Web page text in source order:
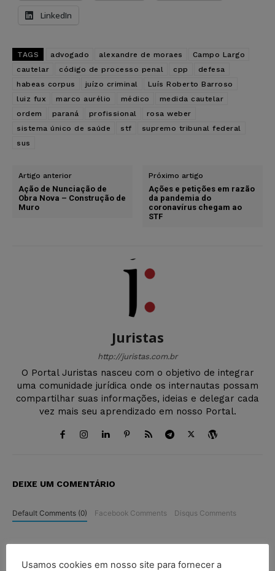
LinkedIn
TAGS advogado alexandre de moraes
Campo Largo
cautelar
código de processo penal cpp
defesa
habeas corpus
juízo criminal
Luís Roberto Barroso
luiz fux
marco aurélio médico
medida cautelar
ordem
paraná profissional
rosa weber
sistema único de saúde
stf
supremo tribunal federal
sus
Artigo anterior
Ação de Nunciação de
Obra Nova – Construção de
Muro
Próximo artigo
Ações e petições em razão
da pandemia do
coronavírus chegam ao
STF
Juristas
http://juristas.com.br
O Portal Juristas nasceu com o objetivo de integrar
uma comunidade jurídica onde os internautas possam
compartilhar suas informações, ideias e delegar cada
vez mais seu aprendizado em nosso Portal.
DEIXE UM COMENTÁRIO
Default Comments (0) Facebook Comments Disqus Comments
Usamos cookies em nosso site para fornecer a